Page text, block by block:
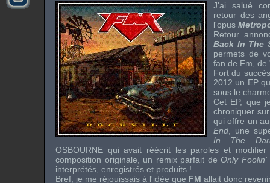
J'ai salué
retour des
l'opus
Retour
Back In The
permets de
fan de Fm , de
Fort du
2012 un EP
sous le
Cet EP, que
chroniquer
qui offre un
End , une
In The
OSBOURNE qui avait réécrit les paroles et
composition originale, un remix parfait de Only Foolin'
interprétés, enregistrés et produits !
Bref, je me réjouissais à l'idée que FM allait donc